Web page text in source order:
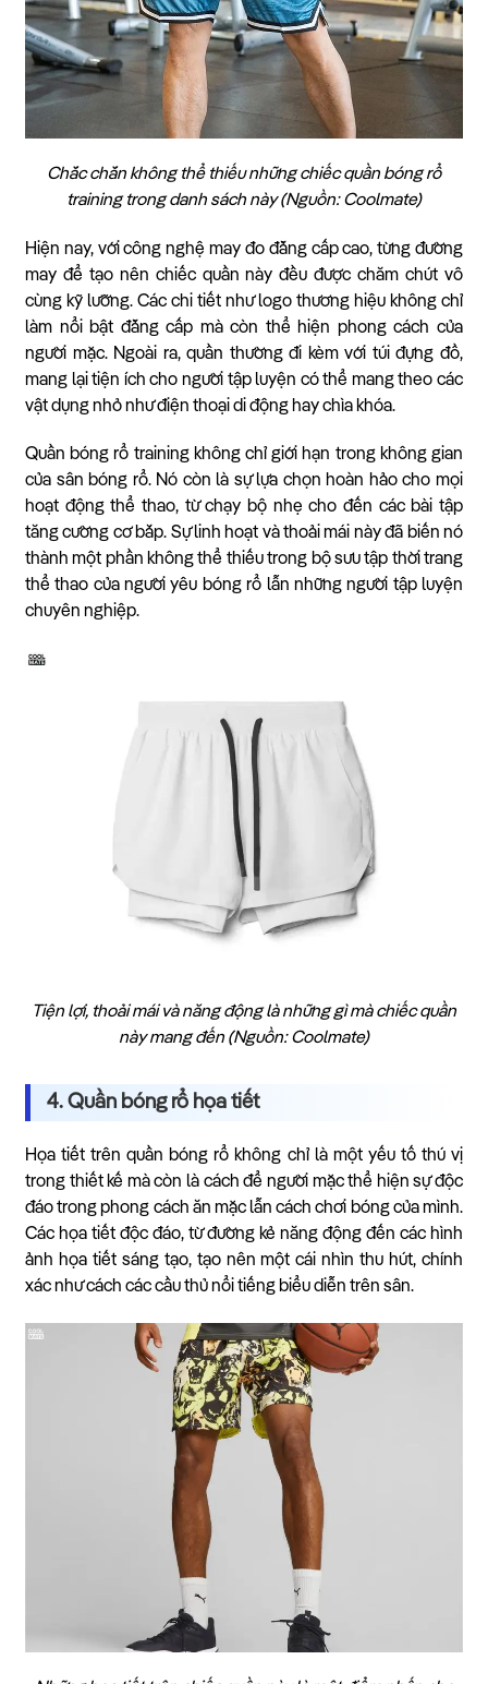
Chắc chắn không thể thiếu những chiếc quần bóng rổ
training trong danh sách này (Nguồn: Coolmate)
Hiện nay, với công nghệ may đo đẳng cấp cao, từng đường
may để tạo nên chiếc quần này đều được chăm chút vô
cùng kỹ lưỡng. Các chi tiết như logo thương hiệu không chỉ
làm nổi bật đẳng cấp mà còn thể hiện phong cách của
người mặc. Ngoài ra, quần thường đi kèm với túi đựng đồ,
mang lại tiện ích cho người tập luyện có thể mang theo các
vật dụng nhỏ như điện thoại di động hay chìa khóa.
Quần bóng rổ training không chỉ giới hạn trong không gian
của sân bóng rổ. Nó còn là sự lựa chọn hoàn hảo cho mọi
hoạt động thể thao, từ chạy bộ nhẹ cho đến các bài tập
tăng cường cơ bắp. Sự linh hoạt và thoải mái này đã biến nó
thành một phần không thể thiếu trong bộ sưu tập thời trang
thể thao của người yêu bóng rổ lẫn những người tập luyện
chuyên nghiệp.
Tiện lợi, thoải mái và năng động là những gì mà chiếc quần
này mang đến (Nguồn: Coolmate)
4. Quần bóng rổ họa tiết
Họa tiết trên quần bóng rổ không chỉ là một yếu tố thú vị
trong thiết kế mà còn là cách để người mặc thể hiện sự độc
đáo trong phong cách ăn mặc lẫn cách chơi bóng của mình.
Các họa tiết độc đáo, từ đường kẻ năng động đến các hình
ảnh họa tiết sáng tạo, tạo nên một cái nhìn thu hút, chính
xác như cách các cầu thủ nổi tiếng biểu diễn trên sân.